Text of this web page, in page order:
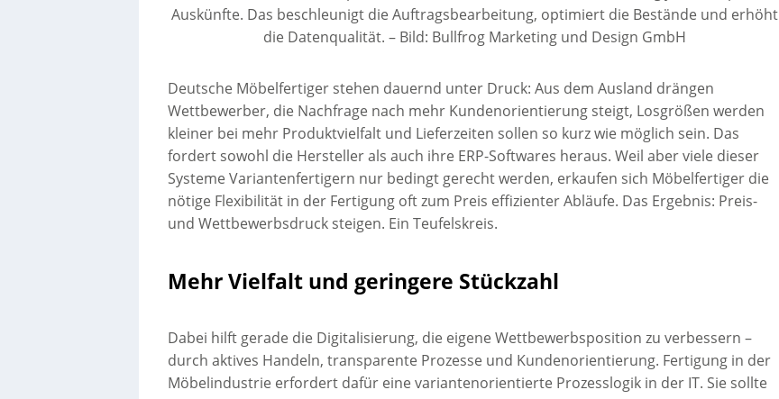
Auskünfte. Das beschleunigt die Auftragsbearbeitung, optimiert die Bestände und erhöht
die Datenqualität. – Bild: Bullfrog Marketing und Design GmbH
Deutsche Möbelfertiger stehen dauernd unter Druck: Aus dem Ausland drängen
Wettbewerber, die Nachfrage nach mehr Kundenorientierung steigt, Losgrößen werden
kleiner bei mehr Produktvielfalt und Lieferzeiten sollen so kurz wie möglich sein. Das
fordert sowohl die Hersteller als auch ihre ERP-Softwares heraus. Weil aber viele dieser
Systeme Variantenfertigern nur bedingt gerecht werden, erkaufen sich Möbelfertiger die
nötige Flexibilität in der Fertigung oft zum Preis effizienter Abläufe. Das Ergebnis: Preis-
und Wettbewerbsdruck steigen. Ein Teufelskreis.
Mehr Vielfalt und geringere Stückzahl
Dabei hilft gerade die Digitalisierung, die eigene Wettbewerbsposition zu verbessern –
durch aktives Handeln, transparente Prozesse und Kundenorientierung. Fertigung in der
Möbelindustrie erfordert dafür eine variantenorientierte Prozesslogik in der IT. Sie sollte